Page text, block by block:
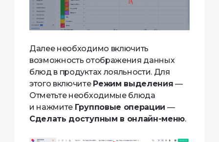
Далее необходимо включить
возможность отображения данных
блюд в продуктах лояльности. Для
этого включите Режим выделения —
Отметьте необходимые блюда
и нажмите Групповые операции —
Сделать доступным в онлайн-меню.